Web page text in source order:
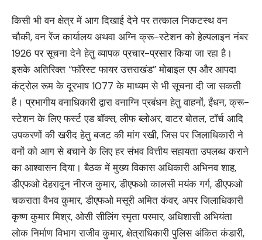
किसी भी वन क्षेत्र में आग दिखाई देने पर तत्काल निकटस्थ वन
चौकी, वन रेंज कार्यालय अथवा अग्नि क्रू-स्टेशन को हेल्पलाइन नंबर
1926 पर सूचना देने हेतु व्यापक प्रचार-प्रसार किया जा रहा है।
इसके अतिरिक्त “फॉरेस्ट फायर उत्तराखंड” मोबाइल एप और आपदा
कंट्रोल रूम के दूरभाष 1077 के माध्यम से भी सूचना दी जा सकती
है। प्रभागीय वनाधिकारी द्वारा वनाग्नि प्रबंधन हेतु वाहनों, ईंधन, क्रू-
स्टेशन के लिए फर्स्ट एड बॉक्स, लीफ ब्लोअर, वाटर बोतल, टॉर्च आदि
उपकरणों की खरीद हेतु बजट की मांग रखी, जिस पर जिलाधिकारी ने
वनों को आग से बचाने के लिए हर संभव वित्तीय सहायता उपलब्ध कराने
का आश्वासन दिया। बैठक में मुख्य विकास अधिकारी अभिनव शाह,
डीएफओ देहरादून नीरज कुमार, डीएफओ कालसी मयंक गर्ग, डीएफओ
चकराता वैभव कुमार, डीएफओ मसूरी अमित कंवर, अपर जिलाधिकारी
कृष्ण कुमार मिश्र, ओसी सीलिंग स्मृता परमार, अधिशासी अभियंता
लोक निर्माण विभाग राजीव कुमार, क्षेत्राधिकारी पुलिस अंकित कंडारी,